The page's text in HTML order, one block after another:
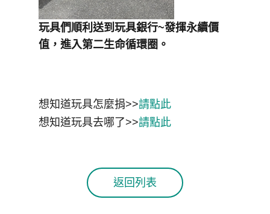
玩具們順利送到玩具銀行~發揮永續價
值，進入第二生命循環圈。
想知道玩具怎麼捐>>請點此
想知道玩具去哪了>>請點此
返回列表